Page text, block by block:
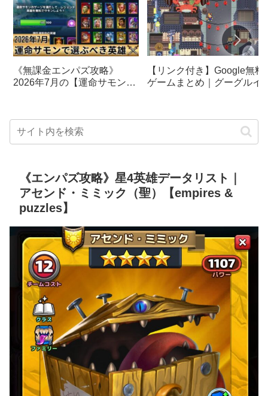
《無課金エンパズ攻略》
2026年7月の【運命サモン】
【リンク付き】Google無料
ゲームまとめ｜グーグルイ
クetc…
《エンパズ攻略》星4英雄データリスト｜
アセンド・ミミック（聖）【empires &
puzzles】